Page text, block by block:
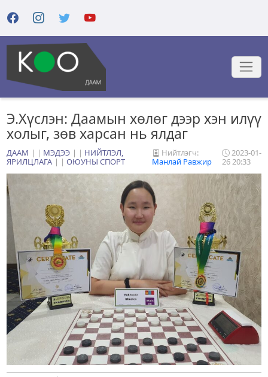
Э.Хүслэн: Даамын хөлөг дээр хэн илүү
холыг, зөв харсан нь ялдаг
ДААМ | МЭДЭЭ | НИЙТЛЭЛ,
ЯРИЛЦЛАГА
| ОЮУНЫ СПОРТ
Нийтлэгч:
Манлай Равжир
2023-01-
26 20:33